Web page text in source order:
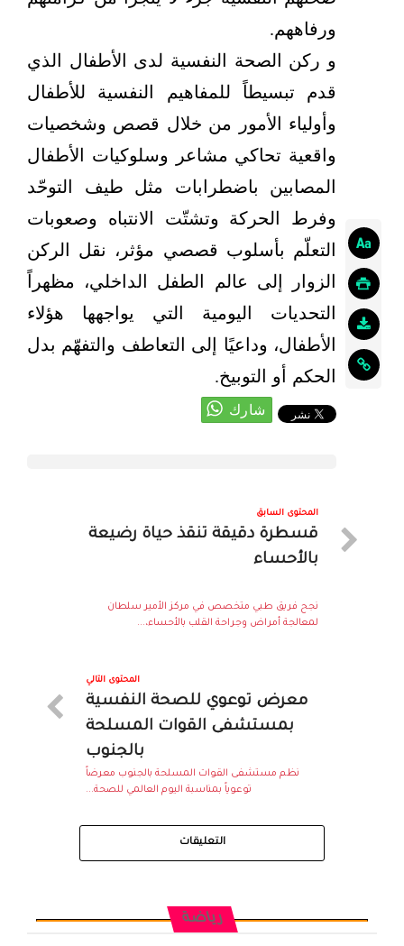
ورفاههم.
و ركن الصحة النفسية لدى الأطفال الذي
قدم تبسيطاً للمفاهيم النفسية للأطفال
وأولياء الأمور من خلال قصص وشخصيات
واقعية تحاكي مشاعر وسلوكيات الأطفال
المصابين باضطرابات مثل طيف التوحّد
وفرط الحركة وتشتّت الانتباه وصعوبات
التعلّم بأسلوب قصصي مؤثر، نقل الركن
الزوار إلى عالم الطفل الداخلي، مظهراً
التحديات اليومية التي يواجهها هؤلاء
الأطفال، وداعيًا إلى التعاطف والتفهّم بدل
الحكم أو التوبيخ.
المحتوى السابق
قسطرة دقيقة تنقذ حياة رضيعة
بالأحساء
نجح فريق طبي متخصص في مركز الأمير سلطان
لمعالجة أمراض وجراحة القلب بالأحساء،...
المحتوى التالي
معرض توعوي للصحة النفسية
بمستشفى القوات المسلحة
بالجنوب
نظم مستشفى القوات المسلحة بالجنوب معرضاً
توعوياً بمناسبة اليوم العالمي للصحة...
التعليقات
رياضة